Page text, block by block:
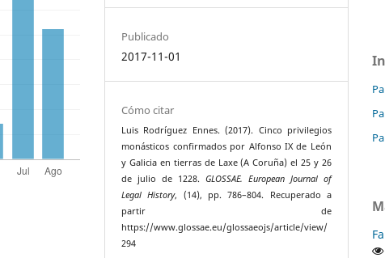
Publicado
2017-11-01
Cómo citar
Luis Rodríguez Ennes. (2017). Cinco privilegios
monásticos confirmados por Alfonso IX de León
y Galicia en tierras de Laxe (A Coruña) el 25 y 26
de julio de 1228. GLOSSAE. European Journal of
Legal History, (14), pp. 786–804. Recuperado a
partir de
https://www.glossae.eu/glossaeojs/article/view/
294